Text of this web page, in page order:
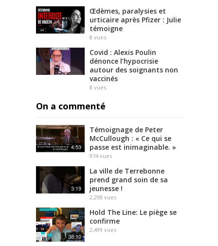
Œdèmes, paralysies et
urticaire après Pfizer : Julie
témoigne
8 vues
Covid : Alexis Poulin
dénonce l’hypocrisie
autour des soignants non
vaccinés
8 vues
On a commenté
4:53
Témoignage de Peter
McCullough : « Ce qui se
passe est inimaginable. »
974 vues
3:19
La ville de Terrebonne
prend grand soin de sa
jeunesse !
2,298 vues
38:10
Hold The Line: Le piège se
confirme
2,499 vues